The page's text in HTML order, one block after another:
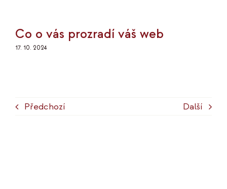
Co o vás prozradí váš web
17. 10. 2024
Předchozí Další